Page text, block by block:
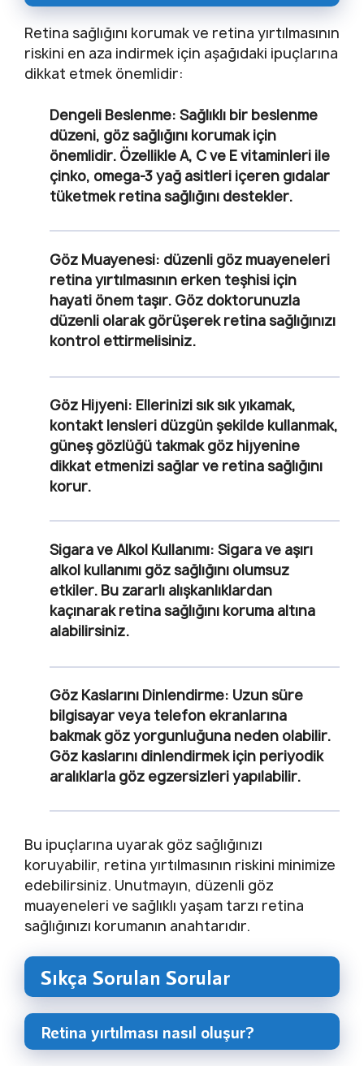
Retina sağlığını korumak ve retina yırtılmasının
riskini en aza indirmek için aşağıdaki ipuçlarına
dikkat etmek önemlidir:
Dengeli Beslenme: Sağlıklı bir beslenme
düzeni, göz sağlığını korumak için
önemlidir. Özellikle A, C ve E vitaminleri ile
çinko, omega-3 yağ asitleri içeren gıdalar
tüketmek retina sağlığını destekler.
Göz Muayenesi: düzenli göz muayeneleri
retina yırtılmasının erken teşhisi için
hayati önem taşır. Göz doktorunuzla
düzenli olarak görüşerek retina sağlığınızı
kontrol ettirmelisiniz.
Göz Hijyeni: Ellerinizi sık sık yıkamak,
kontakt lensleri düzgün şekilde kullanmak,
güneş gözlüğü takmak göz hijyenine
dikkat etmenizi sağlar ve retina sağlığını
korur.
Sigara ve Alkol Kullanımı: Sigara ve aşırı
alkol kullanımı göz sağlığını olumsuz
etkiler. Bu zararlı alışkanlıklardan
kaçınarak retina sağlığını koruma altına
alabilirsiniz.
Göz Kaslarını Dinlendirme: Uzun süre
bilgisayar veya telefon ekranlarına
bakmak göz yorgunluğuna neden olabilir.
Göz kaslarını dinlendirmek için periyodik
aralıklarla göz egzersizleri yapılabilir.
Bu ipuçlarına uyarak göz sağlığınızı
koruyabilir, retina yırtılmasının riskini minimize
edebilirsiniz. Unutmayın, düzenli göz
muayeneleri ve sağlıklı yaşam tarzı retina
sağlığınızı korumanın anahtarıdır.
Sıkça Sorulan Sorular
Retina yırtılması nasıl oluşur?